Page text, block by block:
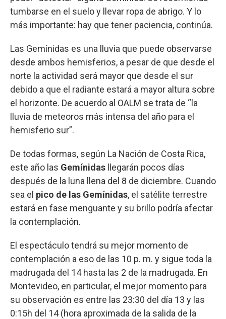
tumbarse en el suelo y llevar ropa de abrigo. Y lo
más importante: hay que tener paciencia, continúa.
Las Gemínidas es una lluvia que puede observarse
desde ambos hemisferios, a pesar de que desde el
norte la actividad será mayor que desde el sur
debido a que el radiante estará a mayor altura sobre
el horizonte. De acuerdo al OALM se trata de “la
lluvia de meteoros más intensa del año para el
hemisferio sur”.
De todas formas, según La Nación de Costa Rica,
este año las Gemínidas
llegarán pocos días
después de la luna llena del 8 de diciembre. Cuando
sea el pico de las Gemínidas, el satélite terrestre
estará en fase menguante y su brillo podría afectar
la contemplación.
El espectáculo tendrá su mejor momento de
contemplación a eso de las 10 p. m. y sigue toda la
madrugada del 14 hasta las 2 de la madrugada. En
Montevideo, en particular, el mejor momento para
su observación es entre las 23:30 del día 13 y las
0:15h del 14 (hora aproximada de la salida de la